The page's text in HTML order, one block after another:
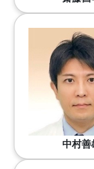
中村善